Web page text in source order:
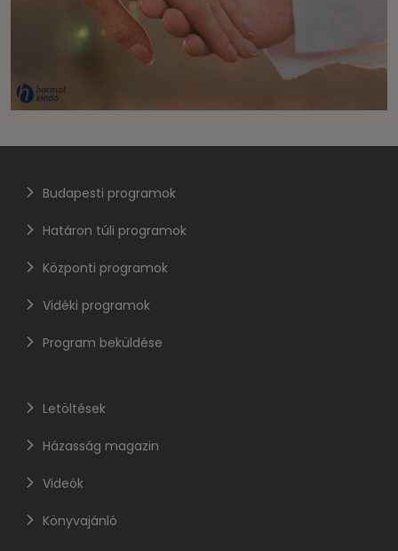
Budapesti programok
Határon túli programok
Központi programok
Vidéki programok
Program beküldése
Letöltések
Házasság magazin
Videók
Könyvajánló